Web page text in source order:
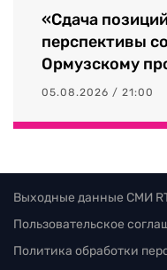
«Сдача
перспективы
Ормузскому
05.08.2026 / 21:00
Выходные данные СМИ
Пользовательское
Политика обработки